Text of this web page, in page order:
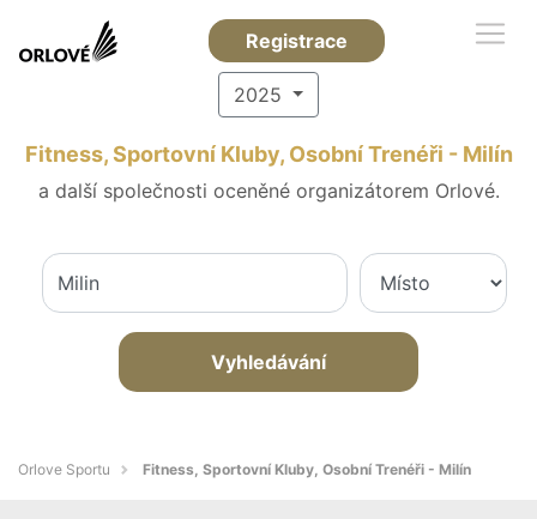
Registrace
2025
Fitness, Sportovní Kluby, Osobní Trenéři - Milín
a další společnosti oceněné organizátorem Orlové.
Vyhledávání
Orlove Sportu Fitness, Sportovní Kluby, Osobní Trenéři - Milín